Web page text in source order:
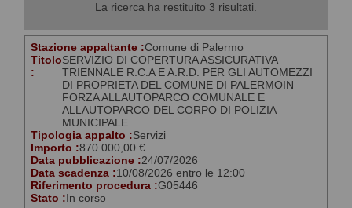
La ricerca ha restituito 3 risultati.
Stazione appaltante :Comune di Palermo
Titolo
:
SERVIZIO DI COPERTURA ASSICURATIVA
TRIENNALE R.C.A E A.R.D. PER GLI AUTOMEZZI
DI PROPRIETA DEL COMUNE DI PALERMOIN
FORZA ALLAUTOPARCO COMUNALE E
ALLAUTOPARCO DEL CORPO DI POLIZIA
MUNICIPALE
Tipologia appalto :Servizi
Importo :870.000,00 €
Data pubblicazione :24/07/2026
Data scadenza :10/08/2026 entro le 12:00
Riferimento procedura :G05446
Stato :In corso